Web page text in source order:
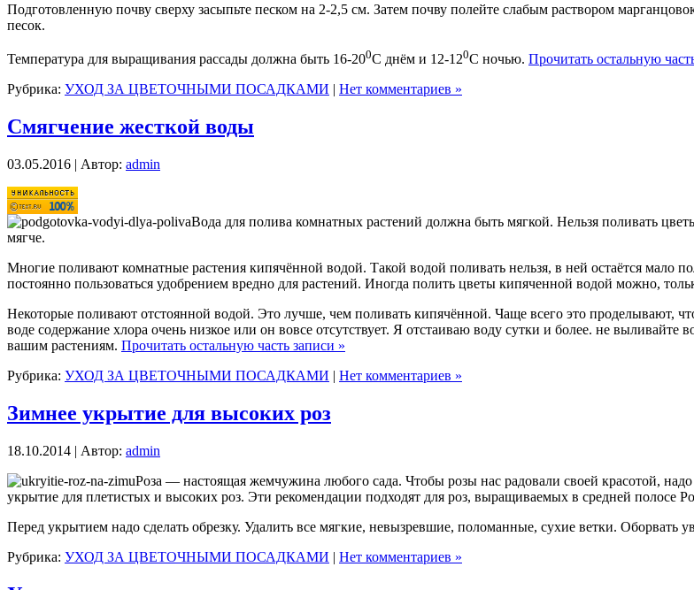
Подготовленную почву сверху засыпьте песком на 2-2,5 см. Затем почву полейте слабым раствором
песок.
Температура для выращивания рассады должна быть 16-200С днём и 12-120С ночью. Прочитать остальную
Рубрика: УХОД ЗА ЦВЕТОЧНЫМИ ПОСАДКАМИ | Нет комментариев »
Смягчение жесткой воды
03.05.2016 | Автор: admin
Вода для полива комнатных растений должна быть мягкой. Нельзя поливать
мягче.
Многие поливают комнатные растения кипячённой водой. Такой водой поливать нельзя, в ней остаётся мало
постоянно пользоваться удобрением вредно для растений. Иногда полить цветы кипяченной водой можно,
Некоторые поливают отстоянной водой. Это лучше, чем поливать кипячённой. Чаще всего это проделывают,
воде содержание хлора очень низкое или он вовсе отсутствует. Я отстаиваю воду сутки и более. не
вашим растениям. Прочитать остальную часть записи »
Рубрика: УХОД ЗА ЦВЕТОЧНЫМИ ПОСАДКАМИ | Нет комментариев »
Зимнее укрытие для высоких роз
18.10.2014 | Автор: admin
Роза — настоящая жемчужина любого сада. Чтобы розы нас радовали своей красотой,
укрытие для плетистых и высоких роз. Эти рекомендации подходят для роз, выращиваемых в средней полосе
Перед укрытием надо сделать обрезку. Удалить все мягкие, невызревшие, поломанные, сухие ветки. Оборвать
Рубрика: УХОД ЗА ЦВЕТОЧНЫМИ ПОСАДКАМИ | Нет комментариев »